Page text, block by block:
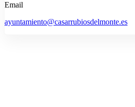
Email
ayuntamiento@casarrubiosdelmonte.es